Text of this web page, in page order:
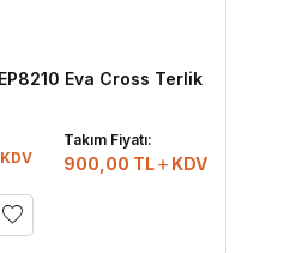
Eva Cross Terlik
Takım Fiyatı:
900,00 TL KDV